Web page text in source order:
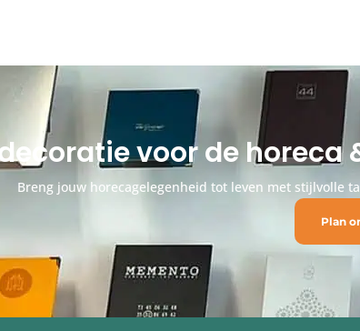
voor de
Breng jouw horecagelegenheid tot leven met stijlvolle
Plan